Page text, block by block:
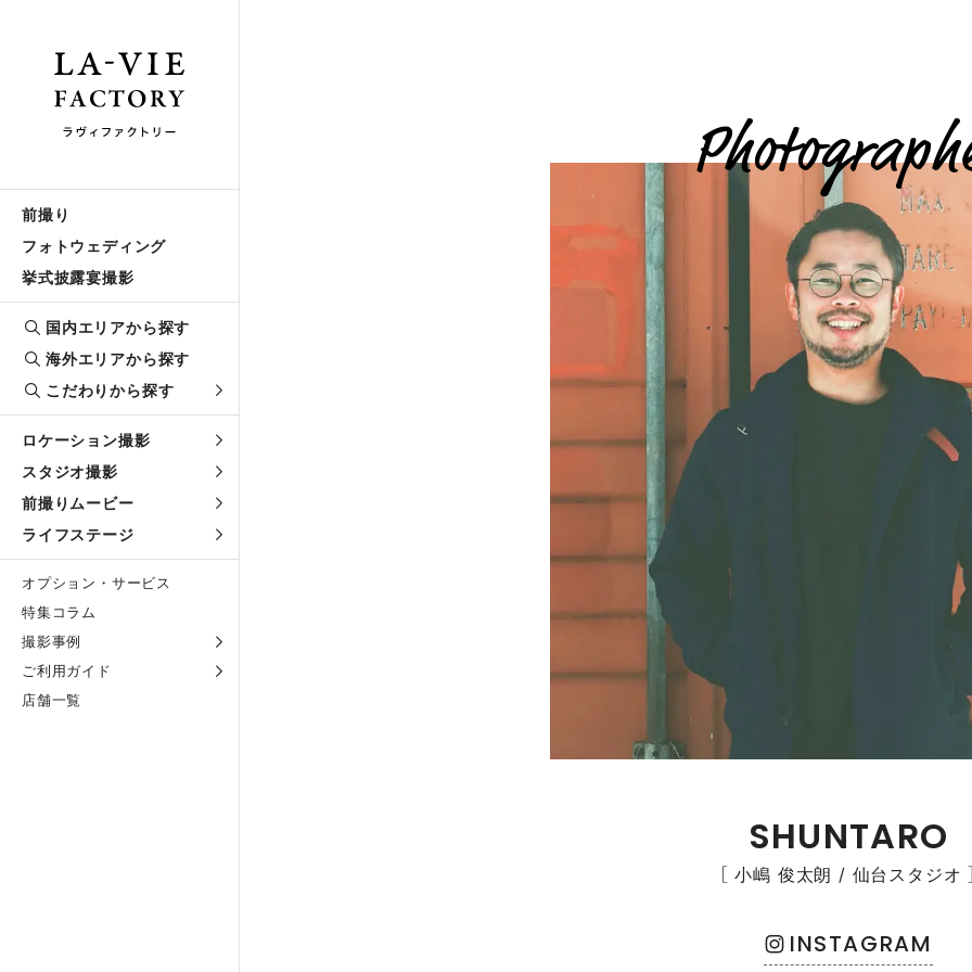
前撮り
フォトウェディング
挙式披露宴撮影
国内エリアから探す
海外エリアから探す
こだわりから探す
ロケーション撮影
スタジオ撮影
前撮りムービー
ライフステージ
オプション・サービス
特集コラム
撮影事例
ご利用ガイド
店舗一覧
SHUNTARO
［ 小嶋 俊太朗 / 仙台スタジオ
INSTAGRAM